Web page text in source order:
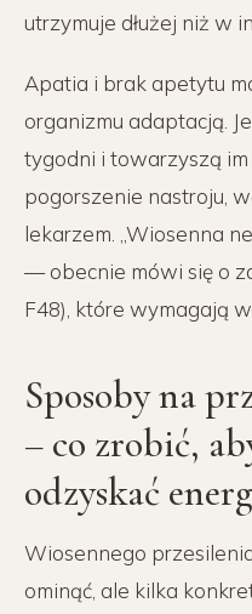
utrzymuje dłużej niż w
Apatia i brak apetytu
organizmu adaptacją.
tygodni i towarzyszą
pogorszenie nastroju,
lekarzem. „Wiosenna
— obecnie mówi się o
F48), które wymagają
Sposoby na
– co zrobić,
odzyskać
Wiosennego
ominąć, ale kilka